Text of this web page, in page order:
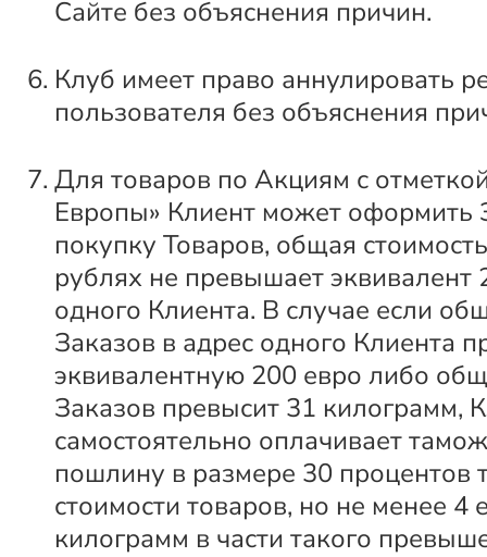
Сайте без объяснения причин.
Клуб имеет право аннулировать
пользователя без объяснения
Для товаров по Акциям с
Европы» Клиент может оформить
покупку Товаров, общая
рублях не превышает эквивалент
одного Клиента. В случае если
Заказов в адрес одного Клиента
эквивалентную 200 евро либо
Заказов превысит 31 килограмм,
самостоятельно оплачивает
пошлину в размере 30 процентов
стоимости товаров, но не менее 4
килограмм в части такого